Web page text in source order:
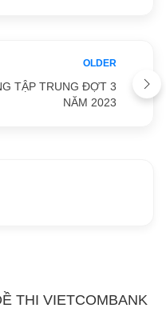
OLDER
TẬP TRUNG ĐỢT 3
NĂM 2023
THI VIETCOMBANK